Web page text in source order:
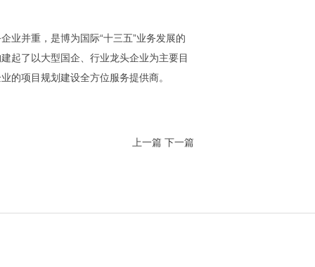
业并重，是博为国际“十三五”业务发展的
起了以大型国企、行业龙头企业为主要目
的项目规划建设全方位服务提供商。
上一篇 下一篇